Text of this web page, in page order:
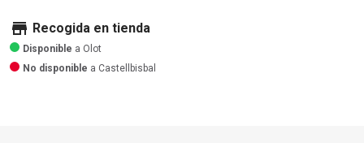
store Recogida en tienda
Disponible a Olot
No disponible a Castellbisbal